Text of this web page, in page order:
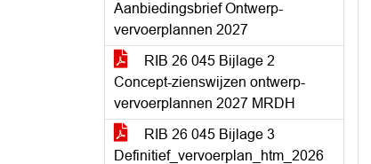
Aanbiedingsbrief Ontwerp-
vervoerplannen 2027
RIB 26 045 Bijlage 2
Concept-zienswijzen ontwerp-
vervoerplannen 2027 MRDH
RIB 26 045 Bijlage 3
Definitief_vervoerplan_htm_2026